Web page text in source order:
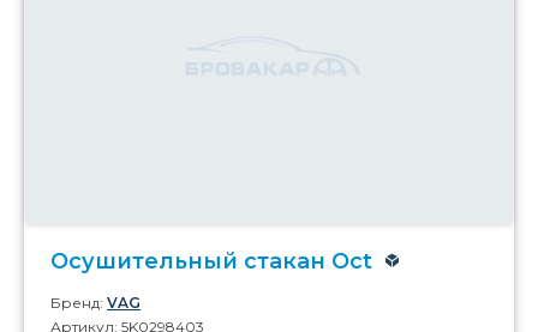
Осушительный стакан Oct
Бренд: VAG
Артикул: 5K0298403